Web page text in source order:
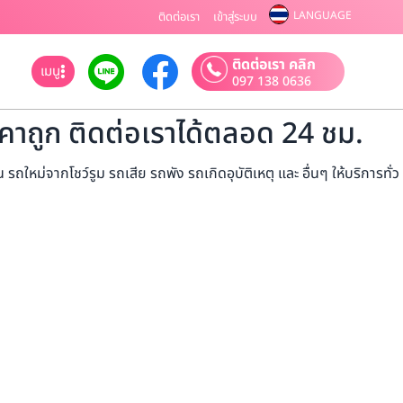
ติดต่อเรา เข้าสู่ระบบ LANGUAGE
เมนู ติดต่อเรา คลิก
097 138 0636
าถูก ติดต่อเราได้ตลอด 24 ชม.
ใหม่จากโชว์รูม รถเสีย รถพัง รถเกิดอุบัติเหตุ และ อื่นๆ ให้บริการทั่ว